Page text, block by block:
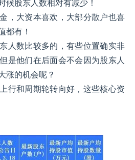
候股东人数相对有减少！
，大资本喜欢，大部分散户也喜
都有！
人数比较多的，有些位置确实非
是他们在后面会不会因为股东人
涨的机会呢？
行和周期轮转向好，这些核心资